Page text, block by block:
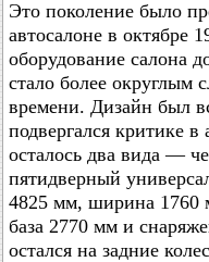
Это поколение было
автосалоне в октябре
оборудование салона
стало более округлым
времени. Дизайн был
подвергался критике
осталось два вида —
пятидверный
4825 мм, ширина 1760
база 2770 мм и
остался на задние